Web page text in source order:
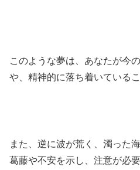
このような夢は、あなたが今
や、精神的に落ち着いている
また、逆に波が荒く、濁った
葛藤や不安を示し、注意が必要